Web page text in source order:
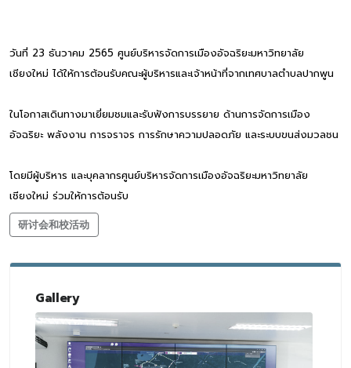
วันที่ 23 ธันวาคม 2565 ศูนย์บริหารจัดการเมืองอัจฉริยะมหาวิทยาลัย
เชียงใหม่ ได้ให้การต้อนรับคณะผู้บริหารและเจ้าหน้าที่จากเทศบาลตำบลปากพูน
ในโอกาสเดินทางมาเยี่ยมชมและรับฟังการบรรยาย ด้านการจัดการเมือง
อัจฉริยะ พลังงาน การจราจร การรักษาความปลอดภัย และระบบขนส่งมวลชน
โดยมีผู้บริหาร และบุคลากรศูนย์บริหารจัดการเมืองอัจฉริยะมหาวิทยาลัย
เชียงใหม่ ร่วมให้การต้อนรับ
研讨会和校活动
Gallery